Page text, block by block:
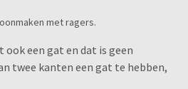
met ragers.
ook een gat en dat is geen
twee kanten een gat te hebben,